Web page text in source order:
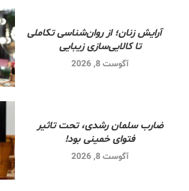
آرایش زنان؛ از روان‌شناسی تکاملی
تا کالایی‌سازی زیبایی
آگوست 8, 2026
ضارب سلمان رشدی، تحت تاثیر
فتوای خمینی بود!
آگوست 8, 2026